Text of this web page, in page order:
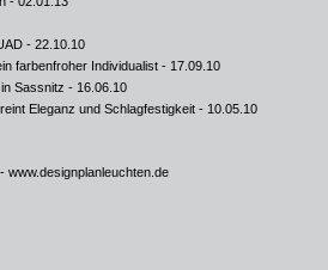
- 22.10.10
farbenfroher Individualist - 17.09.10
Sassnitz - 16.06.10
Eleganz und Schlagfestigkeit - 10.05.10
www.designplanleuchten.de